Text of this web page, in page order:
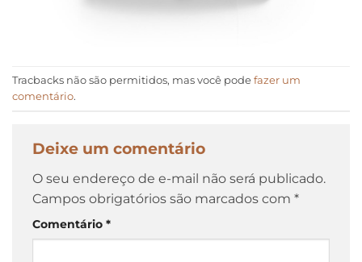
Tracbacks não são permitidos, mas você pode fazer um
comentário.
Deixe um comentário
O seu endereço de e-mail não será publicado.
Campos obrigatórios são marcados com *
Comentário *